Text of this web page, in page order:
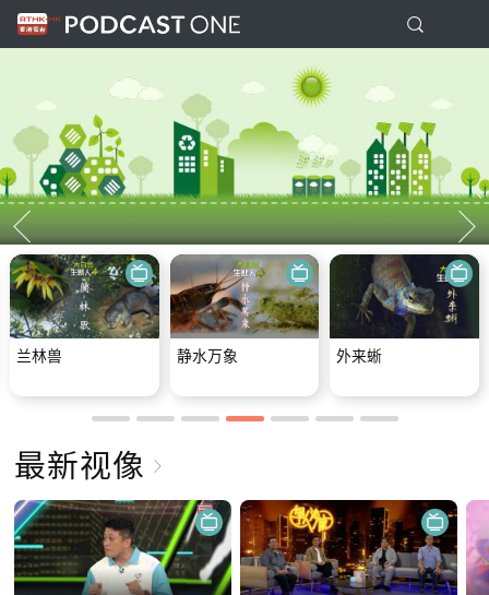
兰林兽 静水万象 外来蜥
最新视像